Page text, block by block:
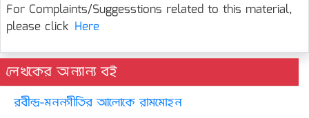
For Complaints/Suggesstions related to this material,
please click Here
লেখকের অন্যান্য বই
রবীন্দ্র-মননগীতির আলোকে রামমোহন